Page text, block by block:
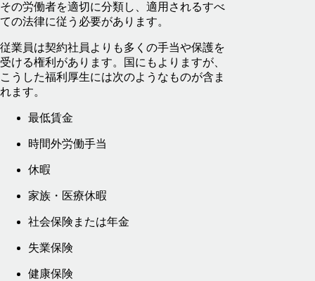
その労働者を適切に分類し、適用されるすべ
ての法律に従う必要があります。
従業員は契約社員よりも多くの手当や保護を
受ける権利があります。国にもよりますが、
こうした福利厚生には次のようなものが含ま
れます。
最低賃金
時間外労働手当
休暇
家族・医療休暇
社会保険または年金
失業保険
健康保険